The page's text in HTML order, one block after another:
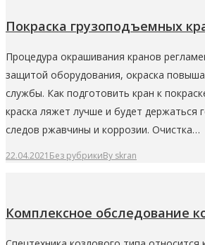
Покраска грузоподъемных
Процедура окрашивания кранов
защитой оборудования, окраска
службы. Как подготовить кран к
краска ляжет лучше и будет
следов ржавчины и коррозии. Очистка…
22.04.2021 Без рубрикиBy skran
Комплексное обследование